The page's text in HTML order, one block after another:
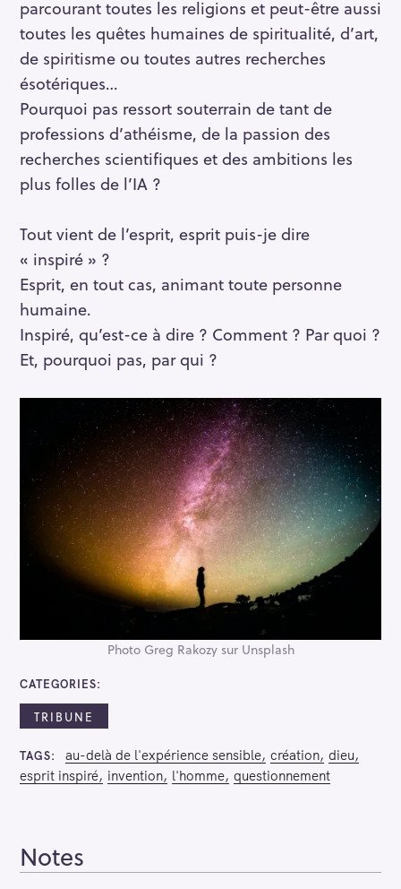
parcourant toutes les religions et peut-être aussi
toutes les quêtes humaines de spiritualité, d’art,
de spiritisme ou toutes autres recherches
ésotériques…
Pourquoi pas ressort souterrain de tant de
professions d’athéisme, de la passion des
recherches scientifiques et des ambitions les
plus folles de l’IA ?
Tout vient de l’esprit, esprit puis-je dire
« inspiré » ?
Esprit, en tout cas, animant toute personne
humaine.
Inspiré, qu’est-ce à dire ? Comment ? Par quoi ?
Et, pourquoi pas, par qui ?
Photo Greg Rakozy sur Unsplash
CATEGORIES
TRIBUNE
TAGS au-delà de l'expérience sensible création dieu
esprit inspiré invention l'homme questionnement
Notes